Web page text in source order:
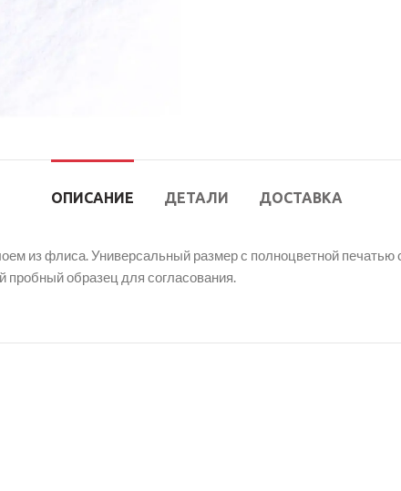
ОПИСАНИЕ ДЕТАЛИ ДОСТАВКА
из флиса. Универсальный размер с полноцветной печатью
образец для согласования.